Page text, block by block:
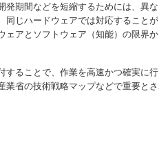
期間などを短縮するためには、異
同じハードウェアでは対応すること
アとソフトウェア（知能）の限界か
ることで、作業を高速かつ確実に行
業省の技術戦略マップなどで重要と